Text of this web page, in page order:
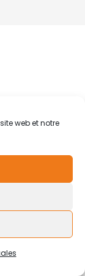
web et notre
Design by